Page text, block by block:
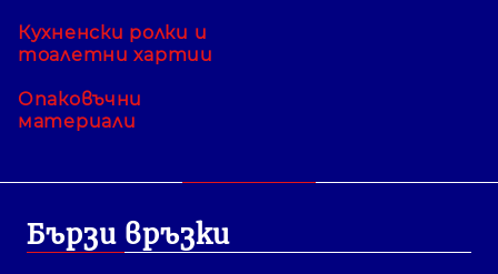
Кухненски ролки и
тоалетни хартии
Опаковъчни
материали
Бързи връзки